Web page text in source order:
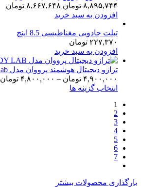
۸,۸۹۵,۷۴۴ تومان قیمت
اصلی:
بود.
۸,۶۶۷,۶۴۸ تومان
افزودن به سبد خرید
تبلت جادویی مغناطیسی 8.5 اینچ
۲۲۷,۳۷۰ تومان
افزودن به سبد خرید
ترازو دیجیتال هوشمند پرووان مدل Body Lab اصل
۴,۹۰۰,۰۰۰ تومان – ۴,۸۰۰,۰۰۰ تومان
انتخاب گزینه ها
1
2
3
4
5
6
7
بارگذاری محصولات بیشتر